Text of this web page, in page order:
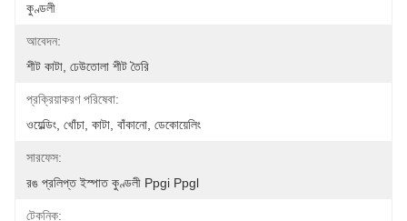
কুণ্ডলী
আবেদন:
শীট কাটা, ঢেউতোলা শীট তৈরি
প্রক্রিয়াকরণ পরিষেবা:
ওয়েল্ডিং, খোঁচা, কাটা, বাঁকানো, ডেকোয়েলিং
সারফেস:
রঙ প্রলিপ্ত ইস্পাত কুণ্ডলী Ppgi Ppgl
টেকনিক: